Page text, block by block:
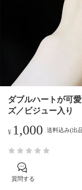
ダブルハートが可
ズ／ビジュー入り
¥ 1,000 送料込み(出
質問する